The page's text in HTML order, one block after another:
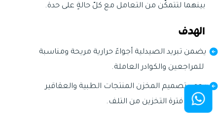
بينهما لتتمكّن من التعامل مع كلّ حالةٍ على حدة.
الهدف
يضمن تبريد الصيدلية أجواءً حرارية مريحة ومناسبة
للمراجعين والكوادر العاملة.
يحمي تصميم المخزن المنتجات الطبية والعقاقير
طوال فترة التخزين من التلف.